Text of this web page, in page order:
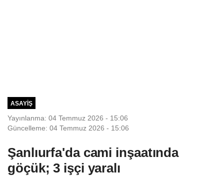
ASAYIŞ
Yayınlanma: 04 Temmuz 2026 - 15:06
Güncelleme: 04 Temmuz 2026 - 15:06
Şanlıurfa'da cami inşaatında
göçük; 3 işçi yaralı